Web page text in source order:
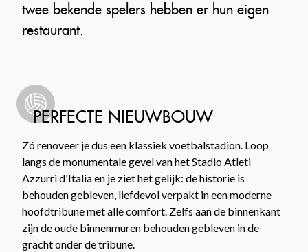
twee bekende spelers hebben er hun eigen
restaurant.
PERFECTE NIEUWBOUW
Zó renoveer je dus een klassiek voetbalstadion. Loop
langs de monumentale gevel van het Stadio Atleti
Azzurri d'Italia en je ziet het gelijk: de historie is
behouden gebleven, liefdevol verpakt in een moderne
hoofdtribune met alle comfort. Zelfs aan de binnenkant
zijn de oude binnenmuren behouden gebleven in de
gracht onder de tribune.